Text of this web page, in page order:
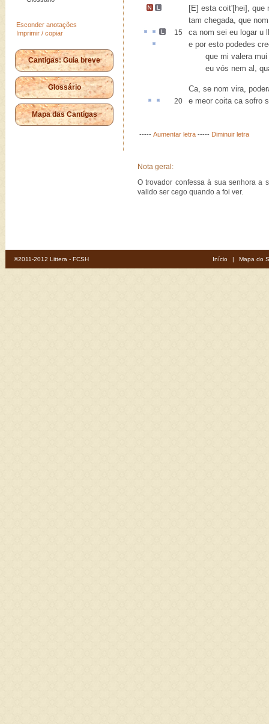
Esconder anotações
Imprimir / copiar
Cantigas: Guia breve
Glossário
Mapa das Cantigas
[E] esta coit'[hei] , que
tam chegada, que
15 canom sei eu logar u
e por esto podedes
que mi valera mui
eu vós nem al,
Ca, se nom vira,
20 e meor coita casofro
----- Aumentar letra ----- Diminuir letra
Nota geral:
O trovador confessa à sua senhora a
valido ser cego quando a foi ver.
©2011-2012 Littera - FCSH Início | Mapa do